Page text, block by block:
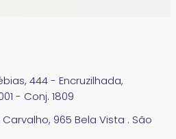
444 - Encruzilhada,
- Conj. 1809
965 Bela Vista . São